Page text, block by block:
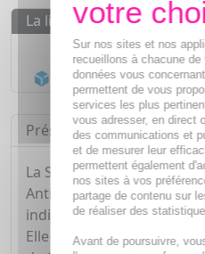
La livraison
Livraison gratuite
Acheminement
Présentation
La Solution Flash
Anti-Lentes de CINQ SUR
indispensable à avoir si
Elle peut être utilisée
Sur nos sites et nos
recueillons à chacune
données vous
permettent de vous
services les plus
vous adresser, en direct
des communications et
et de mesurer leur
permettent également
nos sites à vos
partage de contenu sur
de réaliser des
Avant de poursuivre,